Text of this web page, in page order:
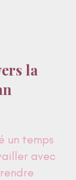
la
un temps
avec